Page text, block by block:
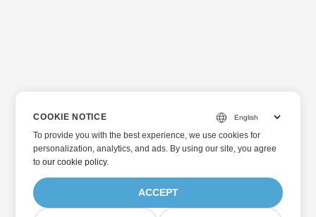
COOKIE NOTICE
To provide you with the best experience, we use cookies for
personalization, analytics, and ads. By using our site, you agree
toour cookie policy.
ACCEPT